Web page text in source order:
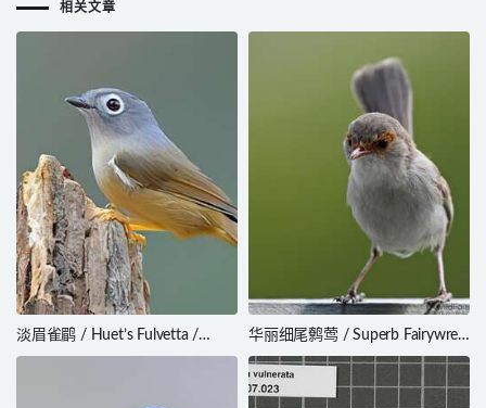
相关文章
淡眉雀鹛 / Huet’s Fulvetta /
Alcippe hueti
华丽细尾鹩莺 / Superb Fairywren
/ Malurus cyaneus